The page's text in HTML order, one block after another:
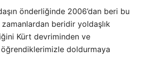
önderliğinde 2006’dan beri bu
zamanlardan beridir yoldaşlık
Kürt devriminden ve
doldurmaya